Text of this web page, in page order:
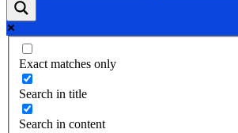
Exact matches only
Search in title
Search in content